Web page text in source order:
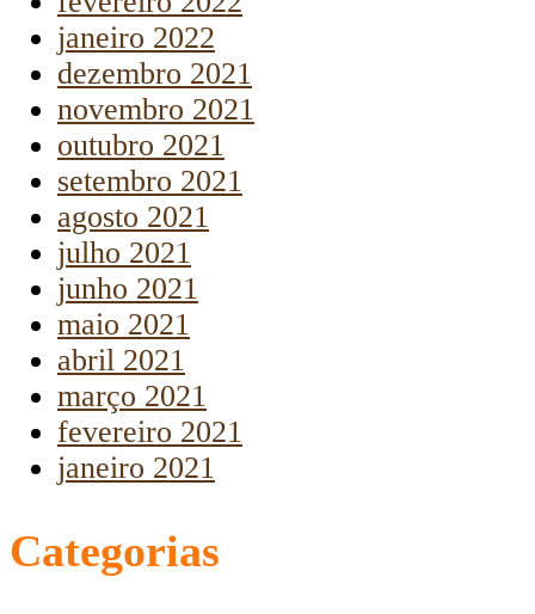
janeiro 2022
dezembro 2021
novembro 2021
outubro 2021
setembro 2021
agosto 2021
julho 2021
junho 2021
maio 2021
abril 2021
março 2021
fevereiro 2021
janeiro 2021
Categorias